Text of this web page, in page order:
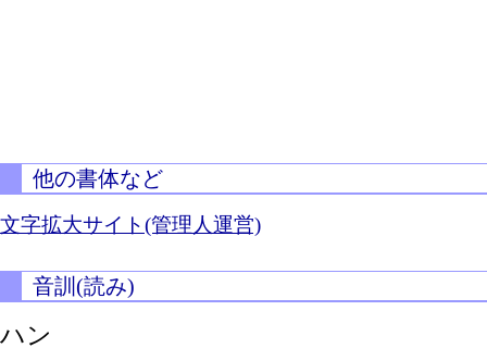
他の書体など
文字拡大サイト(管理人運営)
音訓(読み)
ハン